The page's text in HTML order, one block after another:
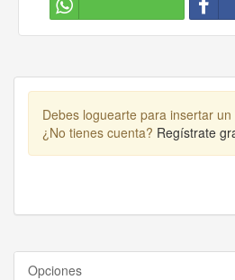
Debes loguearte para insertar
¿No tienes cuenta? Regístrate
Opciones